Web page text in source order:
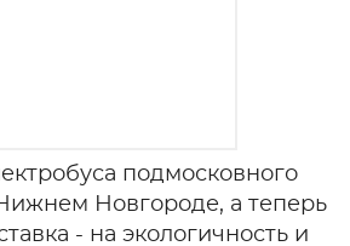
подмосковного
Новгороде, а теперь
- на экологичность и